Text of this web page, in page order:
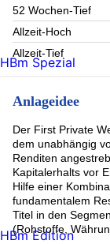
Banco
FP0401EUR
Allianz NPV
SCHNEIDER
REPUBLIC
Caisse
2022(27)
3.5 ICELAND
SAP ORD
ESTX 50
Banco Bilbao
Rest (23.74%)
52 Wochen-Tief
Allzeit-Hoch
Allzeit-Tief
Anlageidee
Der First Private
dem unabhängig
Renditen
Kapitalerhalts vor
Hilfe einer
fundamentalem
Titel in den
(Rohstoffe,
HBm Spezial
HBm Edition